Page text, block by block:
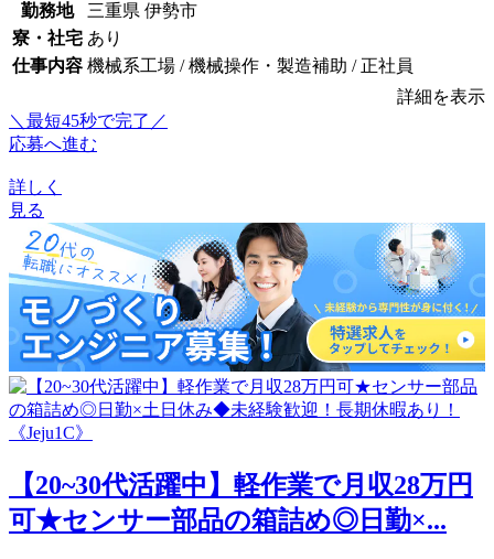
勤務地
三重県 伊勢市
寮・社宅 あり
仕事内容 機械系工場 / 機械操作・製造補助 / 正社員
詳細を表示
＼最短45秒で完了／
応募へ進む
詳しく
見る
【20~30代活躍中】軽作業で月収28万円
可★センサー部品の箱詰め◎日勤×...